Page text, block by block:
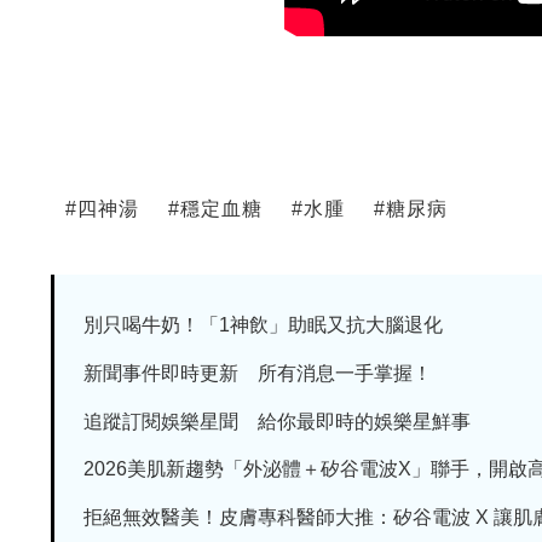
# 四神湯 #穩定血糖 #水腫 #糖尿病
別只喝牛奶！「1神飲」助眠又抗大腦退化
新聞事件即時更新 所有消息一手掌握！
追蹤訂閱娛樂星聞 給你最即時的娛樂星鮮事
2026美肌新趨勢「外泌體＋矽谷電波X」聯手，開啟
拒絕無效醫美！皮膚專科醫師大推：矽谷電波 X 讓肌